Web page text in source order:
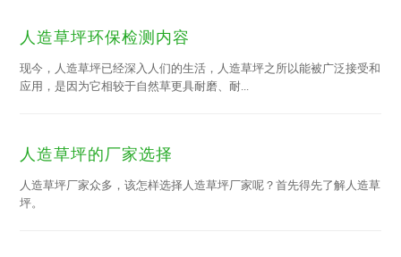
人造草坪环保检测内容
现今，人造草坪已经深入人们的生活，人造草坪之所以能被广泛接受和
应用，是因为它相较于自然草更具耐磨、耐...
人造草坪的厂家选择
人造草坪厂家众多，该怎样选择人造草坪厂家呢？首先得先了解人造草
坪。